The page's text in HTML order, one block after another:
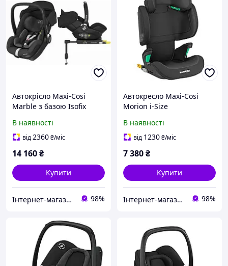
Автокрісло Maxi-Cosi
Marble з базою Isofix
В наявності
від2360₴/міс
14 160₴
Купити
Інтернет-магазин дитячих товарів "Papa-mama" 98%
Автокресло Maxi-Cosi
Morion i-Size
В наявності
від 1230₴/міс
7 380₴
Купити
Інтернет-магазин дитячих товарів "Papa-mama" 98%